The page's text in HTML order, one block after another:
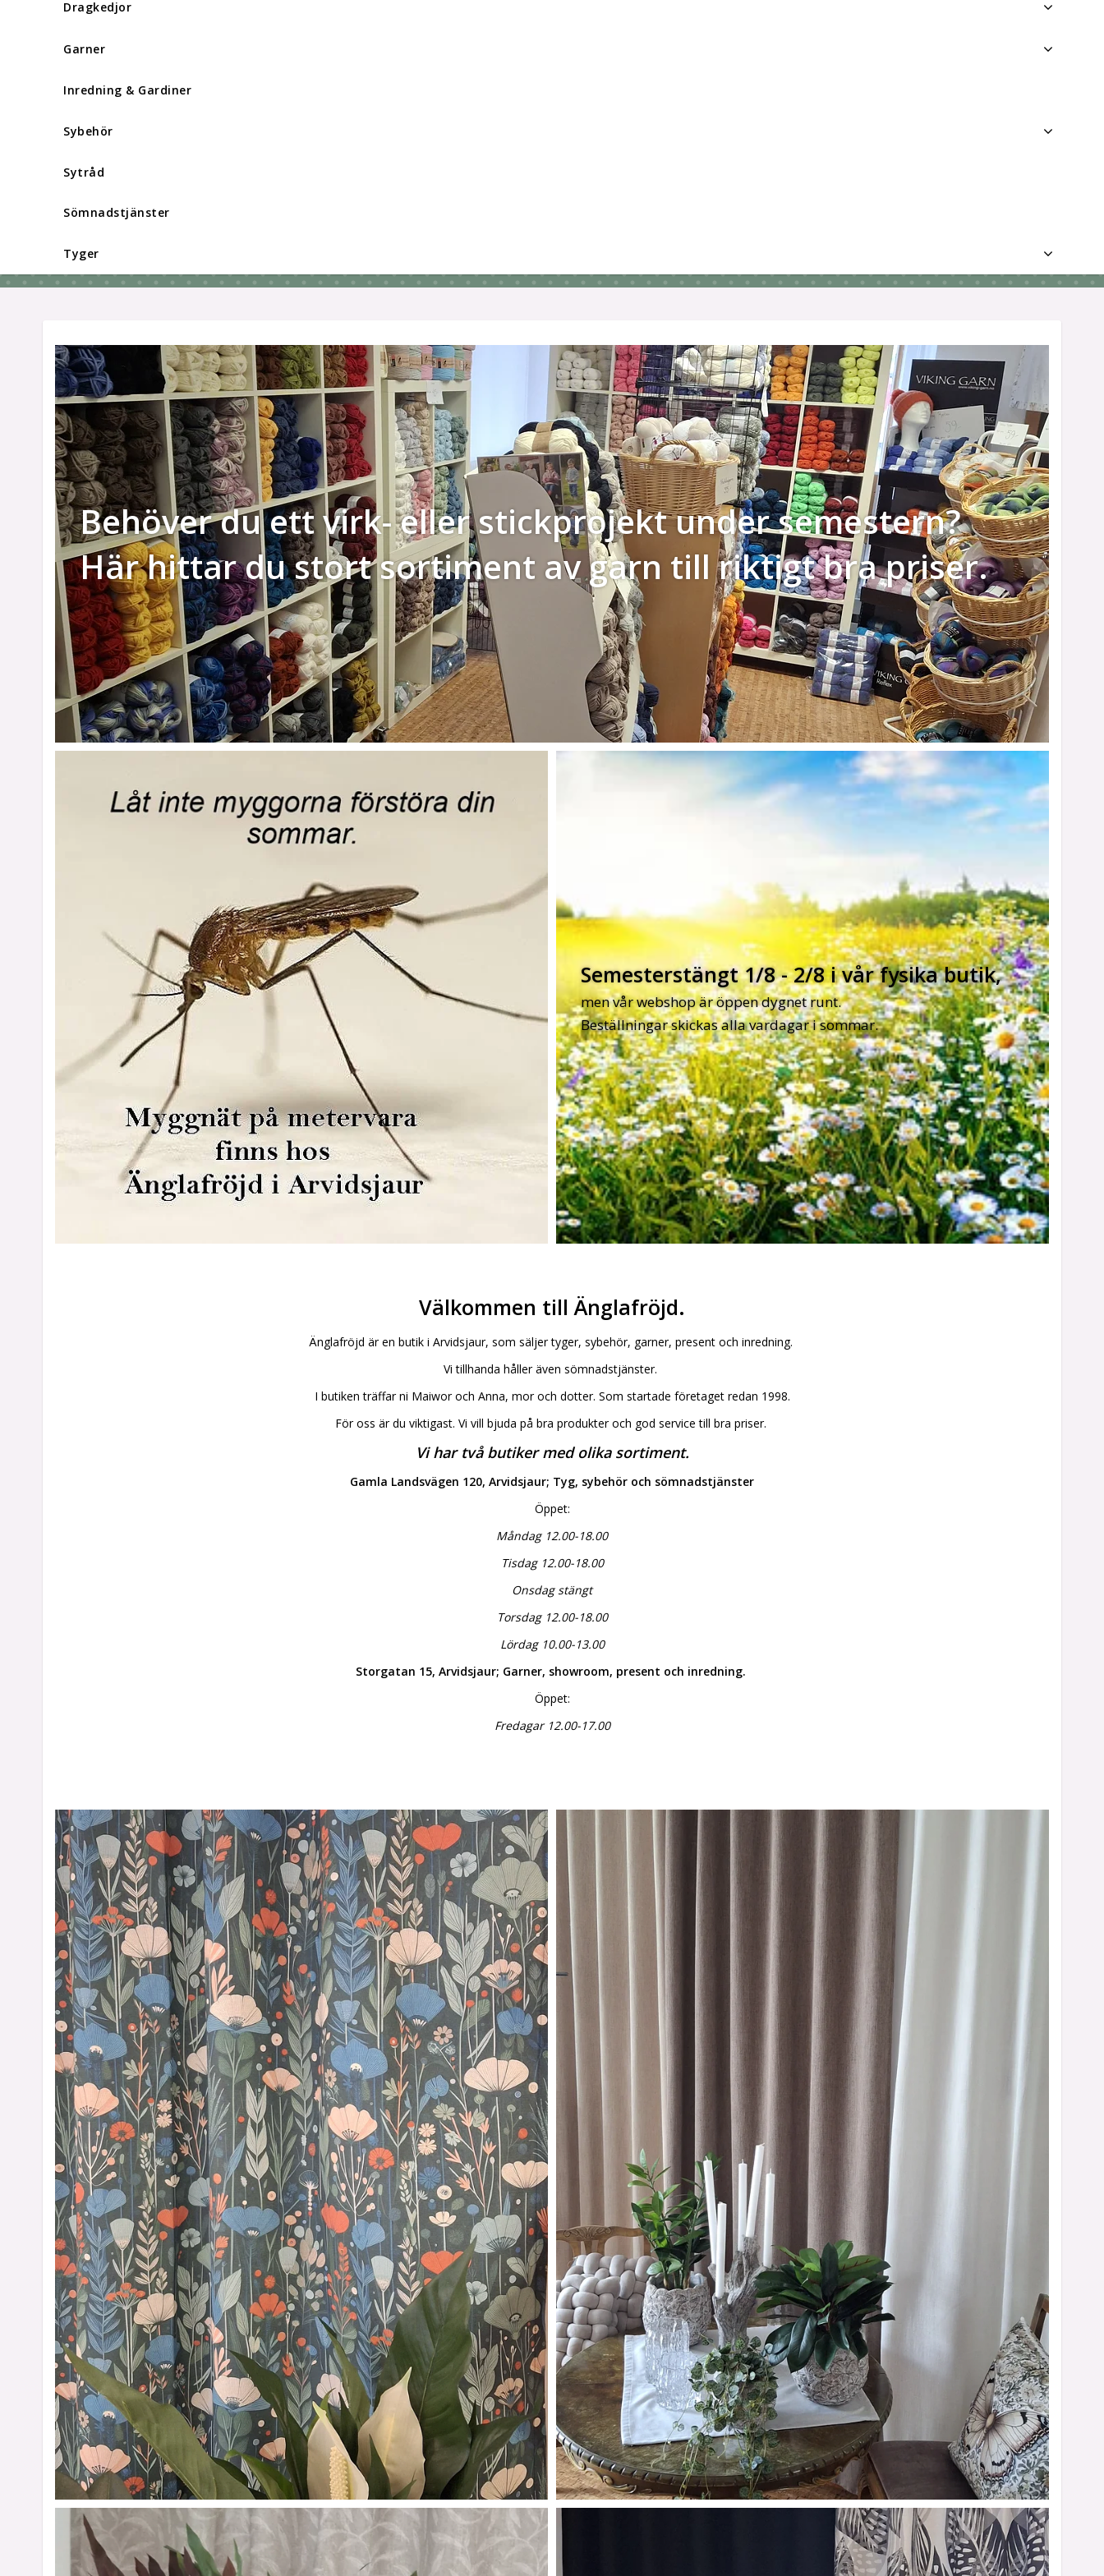
Dragkedjor
Garner
Inredning & Gardiner
Sybehör
Sytråd
Sömnadstjänster
Tyger
Behöver du ett virk- eller stickprojekt under semestern?
Här hittar du stort sortiment av garn till riktigt bra priser.
Semesterstängt 1/8 - 2/8 i vår fysika butik,
men vår webshop är öppen dygnet runt.
Beställningar skickas alla vardagar i sommar.
Välkommen till Änglafröjd.
Änglafröjd är en butik i Arvidsjaur, som säljer tyger, sybehör, garner, present och inredning.
Vi tillhanda håller även sömnadstjänster.
I butiken träffar ni Maiwor och Anna, mor och dotter. Som startade företaget redan 1998.
För oss är du viktigast. Vi vill bjuda på bra produkter och god service till bra priser.
Vi har två butiker med olika sortiment.
Gamla Landsvägen 120, Arvidsjaur; Tyg, sybehör och sömnadstjänster
Öppet:
Måndag 12.00-18.00
Tisdag 12.00-18.00
Onsdag stängt
Torsdag 12.00-18.00
Lördag 10.00-13.00
Storgatan 15, Arvidsjaur; Garner, showroom, present och inredning.
Öppet:
Fredagar 12.00-17.00